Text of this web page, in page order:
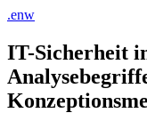
.enw
IT-Sicherheit